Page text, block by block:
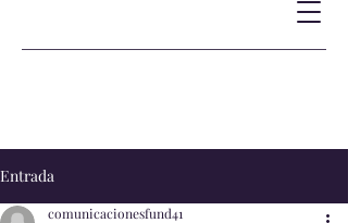
Entrada
comunicacionesfund41